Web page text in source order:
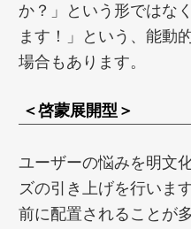
か？」という形ではな
ます！」という、能動
場合もあります。
＜啓蒙展開型＞
ユーザーの悩みを明文
ズの引き上げを行いま
前に配置されることが